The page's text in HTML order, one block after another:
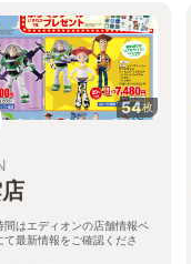
54枚
間はエディオンの店舗情報ペ
て最新情報をご確認くださ